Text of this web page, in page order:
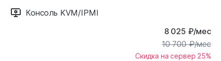
Консоль KVM/IPMI
8 025 ₽/мес
10 700₽/мес
Скидка на сервер 25%